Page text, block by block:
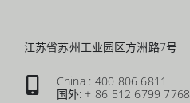
江苏省苏州工业园区方洲路7号
China : 400 806 6811
国外: + 86 512 6799 7768